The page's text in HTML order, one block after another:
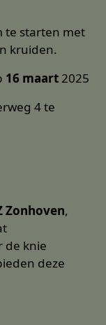
te starten met
kruiden.
16 maart 2025
4 te
Zonhoven,
de knie
deze